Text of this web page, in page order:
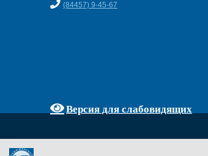
(84457) 9-45-67
Версия для слабовидящих